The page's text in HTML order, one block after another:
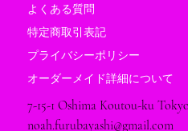
よくある質問
特定商取引表記
プライバシーポリシー
オーダーメイド詳細について
7-15-1 Oshima Koutou-ku Tokyo
noah.furubayashi@gmail.com